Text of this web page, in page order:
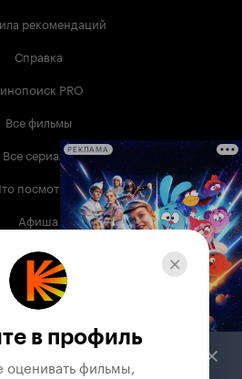
рекомендаций
Справка
PRO
Все фильмы
Все сериалы
посмотреть
Афиша
Музыка
Телепрограмма
поддержки
РЕКЛАМА
в профиль
фильмы,